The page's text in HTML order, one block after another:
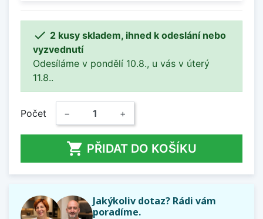
 2 kusy skladem, ihned k odeslání nebo
vyzvednutí
Odesíláme v pondělí 10.8., u vás v úterý
11.8..
Počet − +
 PŘIDAT DO KOŠÍKU
Jakýkoliv dotaz? Rádi vám
poradíme.